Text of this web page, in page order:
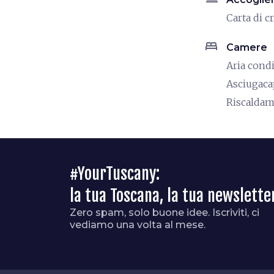
Carta di
bed Camere
Aria
#YourTuscany:
la tua Toscana, la tua
Zero spam, solo buone idee. Iscriviti, ci
vediamo una volta al mese.